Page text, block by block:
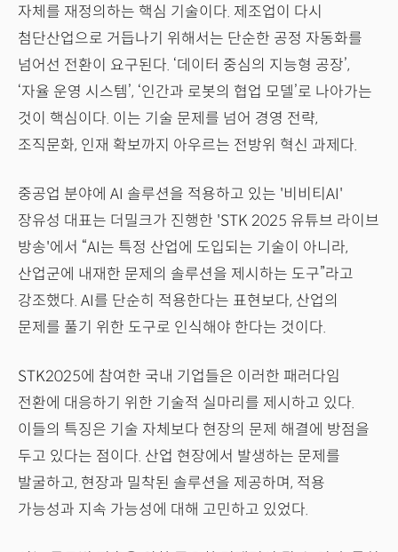
자체를 재정의하는 핵심 기술이다. 제조업이 다시
첨단산업으로 거듭나기 위해서는 단순한 공정 자동화를
넘어선 전환이 요구된다. ‘데이터 중심의 지능형 공장’,
‘자율 운영 시스템’, ‘인간과 로봇의 협업 모델’로 나아가는
것이 핵심이다. 이는 기술 문제를 넘어 경영 전략,
조직문화, 인재 확보까지 아우르는 전방위 혁신 과제다.
중공업 분야에 AI 솔루션을 적용하고 있는 '비비티AI'
장유성 대표는 더밀크가 진행한 'STK 2025 유튜브 라이브
방송'에서 “AI는 특정 산업에 도입되는 기술이 아니라,
산업군에 내재한 문제의 솔루션을 제시하는 도구”라고
강조했다. AI를 단순히 적용한다는 표현보다, 산업의
문제를 풀기 위한 도구로 인식해야 한다는 것이다.
STK2025에 참여한 국내 기업들은 이러한 패러다임
전환에 대응하기 위한 기술적 실마리를 제시하고 있다.
이들의 특징은 기술 자체보다 현장의 문제 해결에 방점을
두고 있다는 점이다. 산업 현장에서 발생하는 문제를
발굴하고, 현장과 밀착된 솔루션을 제공하며, 적용
가능성과 지속 가능성에 대해 고민하고 있었다.